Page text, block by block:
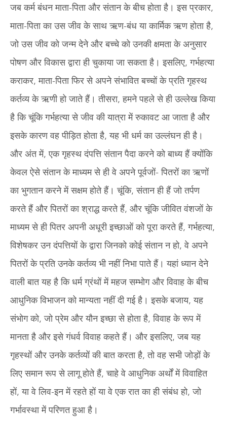
जब कर्म बंधन माता-पिता और संतान के बीच होता है। इस प्रकार,
माता-पिता का उस जीव के साथ ऋण-बंध या कार्मिक ऋण होता है,
जो उस जीव को जन्म देने और बच्चे को उनकी क्षमता के अनुसार
पोषण और विकास द्वारा ही चुकाया जा सकता है। इसलिए, गर्भहत्या
कराकर, माता-पिता फिर से अपने संभावित बच्चों के प्रति गृहस्थ
कर्तव्य के ऋणी हो जाते हैं। तीसरा, हमने पहले से ही उल्लेख किया
है कि चूंकि गर्भहत्या से जीव की यात्रा में रुकावट आ जाता है और
इसके कारण वह पीड़ित होता है, यह भी धर्म का उल्लंघन ही है।
और अंत में, एक गृहस्थ दंपत्ति संतान पैदा करने को बाध्य हैं क्योंकि
केवल ऐसे संतान के माध्यम से ही वे अपने पूर्वजों- पितरों का ऋणों
का भुगतान करने में सक्षम होते हैं। चूंकि, संतान ही हैं जो तर्पण
करते हैं और पितरों का श्राद्ध करते हैं, और चूंकि जीवित वंशजों के
माध्यम से ही पितर अपनी अधूरी इच्छाओं को पूरा करते हैं, गर्भहत्या,
विशेषकर उन दंपत्तियों के द्वारा जिनको कोई संतान न हो, वे अपने
पितरों के प्रति उनके कर्तव्य भी नहीं निभा पाते हैं। यहां ध्यान देने
वाली बात यह है कि धर्म ग्रंथों में महज सम्भोग और विवाह के बीच
आधुनिक विभाजन को मान्यता नहीं दी गई है। इसके बजाय, यह
संभोग को, जो प्रेम और यौन इच्छा से होता है, विवाह के रूप में
मानता है और इसे गंधर्व विवाह कहते हैं। और इसलिए, जब यह
गृहस्थों और उनके कर्तव्यों की बात करता है, तो वह सभी जोड़ों के
लिए समान रूप से लागू होते हैं, चाहे वे आधुनिक अर्थों में विवाहित
हों, या वे लिव-इन में रहते हों या वे एक रात का ही संबंध हो, जो
गर्भावस्था में परिणत हुआ है।